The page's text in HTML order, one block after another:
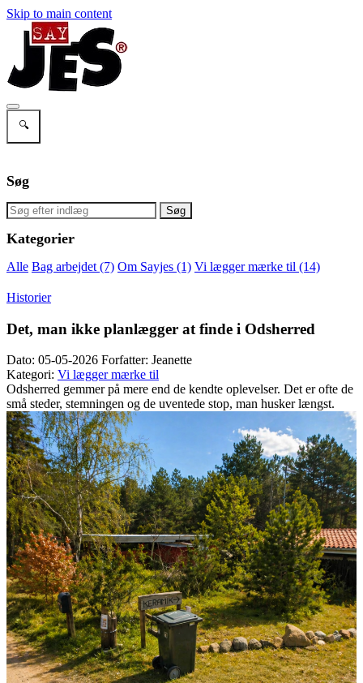
Skip to main content
🔍
Søg
Søg
Kategorier
Alle Bag arbejdet (7) Om Sayjes (1) Vi lægger mærke til (14)
Historier
Det, man ikke planlægger at finde i Odsherred
Dato: 05-05-2026 Forfatter: Jeanette
Kategori: Vi lægger mærke til
Odsherred gemmer på mere end de kendte oplevelser. Det er ofte de
små steder, stemningen og de uventede stop, man husker længst.